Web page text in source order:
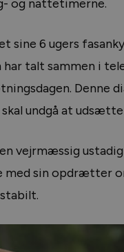
og nattetimerne.
sine 6 ugers
talt sammen i
Denne
undgå at
vejrmæssig
med sin opdrætter